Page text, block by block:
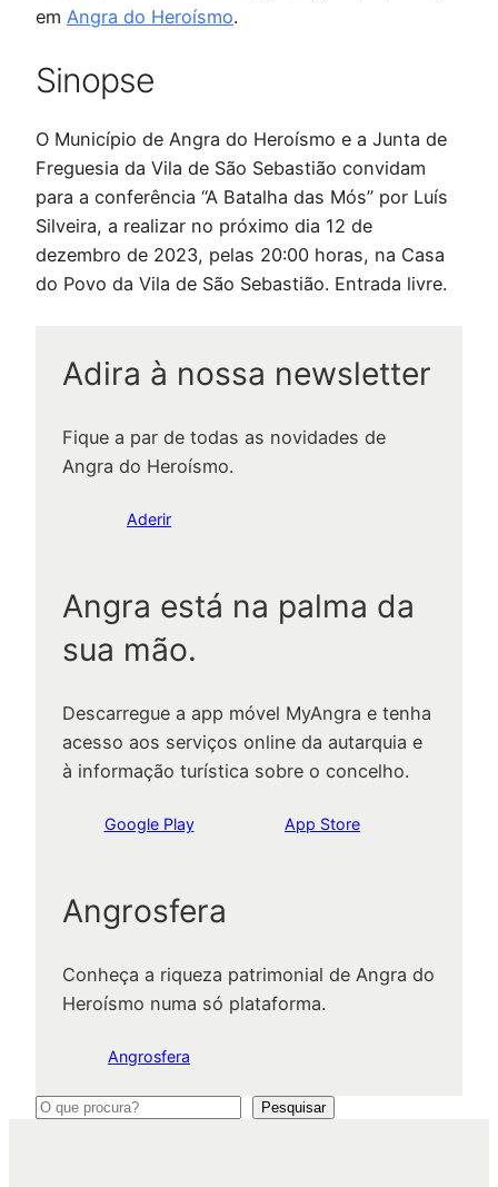
em Angra do Heroísmo.
Sinopse
O Município de Angra do Heroísmo e a Junta de
Freguesia da Vila de São Sebastião convidam
para a conferência “A Batalha das Mós” por Luís
Silveira, a realizar no próximo dia 12 de
dezembro de 2023, pelas 20:00 horas, na Casa
do Povo da Vila de São Sebastião. Entrada livre.
Adira à nossa newsletter
Fique a par de todas as novidades de
Angra do Heroísmo.
Aderir
Angra está na palma da
sua mão.
Descarregue a app móvel MyAngra e tenha
acesso aos serviços online da autarquia e
à informação turística sobre o concelho.
Google Play App Store
Angrosfera
Conheça a riqueza patrimonial de Angra do
Heroísmo numa só plataforma.
Angrosfera
P
Pesquisar